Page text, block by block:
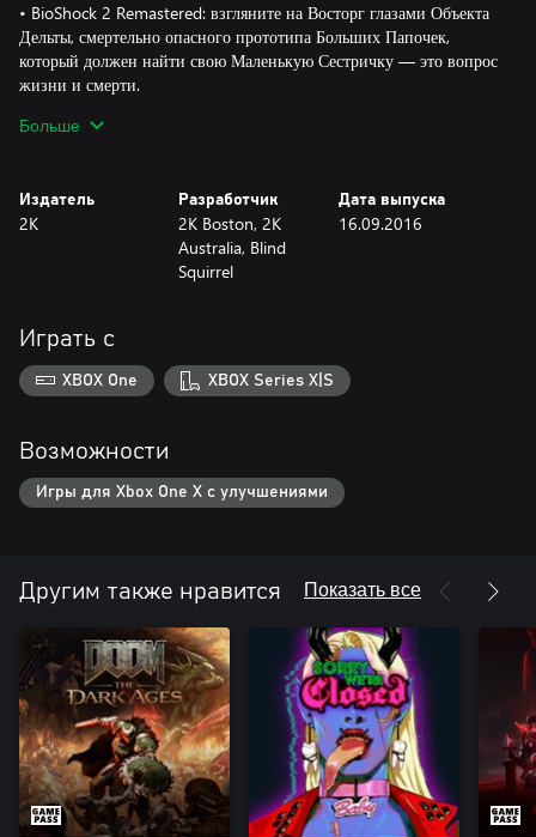
• BioShock 2 Remastered: взгляните на Восторг глазами Объекта
Дельты, смертельно опасного прототипа Больших Папочек,
который должен найти свою Маленькую Сестричку — это вопрос
жизни и смерти.
• BioShock Infinite: The Complete Edition: оказавшись в долгу у
летающий город над облаками, и спасти загадочную женщину по
имени Элизабет.
Больше
Издатель
2K
Разработчик
2K Boston, 2K
Australia, Blind
Squirrel
Дата выпуска
16.09.2016
Играть с
XBOX One XBOX Series X|S
Возможности
Игры для Xbox One X с улучшениями
Другим также нравится Показать все